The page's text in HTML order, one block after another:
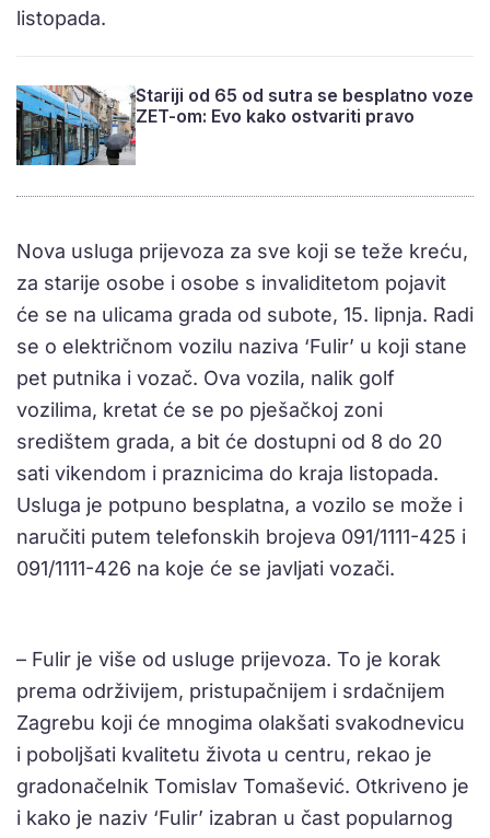
listopada.
Stariji od 65 od sutra se besplatno voze
ZET-om: Evo kako ostvariti pravo
Nova usluga prijevoza za sve koji se teže kreću,
za starije osobe i osobe s invaliditetom pojavit
će se na ulicama grada od subote, 15. lipnja. Radi
se o električnom vozilu naziva ‘Fulir’ u koji stane
pet putnika i vozač. Ova vozila, nalik golf
vozilima, kretat će se po pješačkoj zoni
središtem grada, a bit će dostupni od 8 do 20
sati vikendom i praznicima do kraja listopada.
Usluga je potpuno besplatna, a vozilo se može i
naručiti putem telefonskih brojeva 091/1111-425 i
091/1111-426 na koje će se javljati vozači.
– Fulir je više od usluge prijevoza. To je korak
prema održivijem, pristupačnijem i srdačnijem
Zagrebu koji će mnogima olakšati svakodnevicu
i poboljšati kvalitetu života u centru, rekao je
gradonačelnik Tomislav Tomašević. Otkriveno je
i kako je naziv ‘Fulir’ izabran u čast popularnog